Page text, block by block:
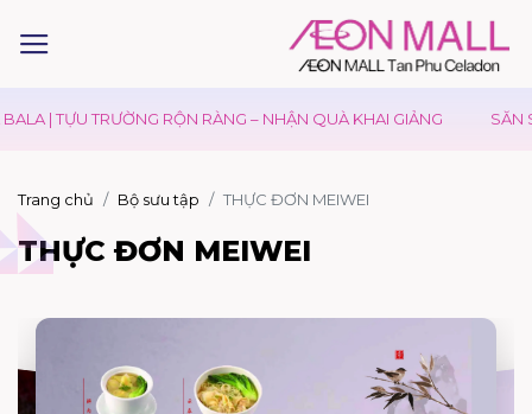
| TỰU TRƯỜNG RỘN RÀNG – NHẬN QUÀ KHAI GIẢNG SĂN
Trang chủ Bộ sưu tập THỰC ĐƠN MEIWEI
THỰC ĐƠN MEIWEI